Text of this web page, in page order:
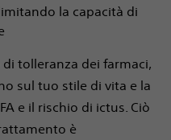
la capacità di
tolleranza dei farmaci,
sul tuo stile di vita e la
e il rischio di ictus. Ciò
è